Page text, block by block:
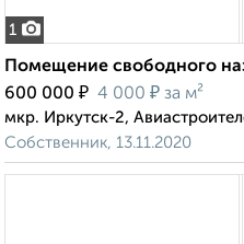
1
Помещение свободного
600 000 ₽ 4 000 ₽ за м²
мкр. Иркутск-2,
Собственник, 13.11.2020